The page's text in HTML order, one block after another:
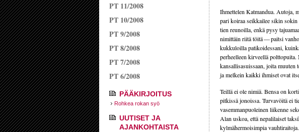
PT 11/2008
PT 10/2008
PT 9/2008
PT 8/2008
PT 7/2008
PT 6/2008
PÄÄKIRJOITUS
Rohkea rokan syö
UUTISET JA
AJANKOHTAISTA
Ihmettelen Katmandua. Autoja,
pari koiraa seikkailee sikin
tien reunoilla, enkä pysy
nimittäin riitä töitä — paitsi
kukkuloilla patikoidessani,
perheelleen kirveellä
kansallisasuissaan, joita
ja melkein kaikki ihmiset ovat
Teillä ei ole nimiä. Bensa on
pitkissä jonoissa. Turvavöitä ei
vasemmanpuoleinen liikenne
Alan uskoa, että nepalilaiset
kylmähermoisimpia